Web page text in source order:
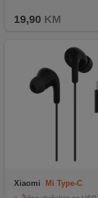
19,90 KM
Xiaomi
Mi Type-C
Earphones Black